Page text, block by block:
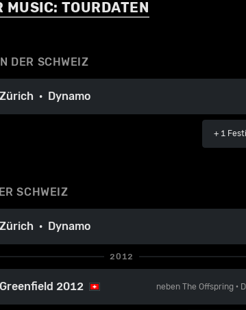
MUSIC: TOURDATEN
DER SCHWEIZ
Zürich · Dynamo
+ 1
SCHWEIZ
Zürich · Dynamo
2012
Greenfield 2012 nebenThe Offspring ·